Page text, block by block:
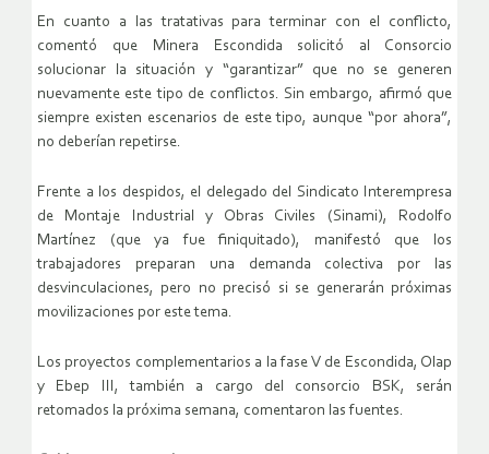
En cuanto a las tratativas para terminar con el conflicto,
comentó que Minera Escondida solicitó al Consorcio
solucionar la situación y “garantizar” que no se generen
nuevamente este tipo de conflictos. Sin embargo, afirmó que
siempre existen escenarios de este tipo, aunque “por ahora”,
no deberían repetirse.
Frente a los despidos, el delegado del Sindicato Interempresa
de Montaje Industrial y Obras Civiles (Sinami), Rodolfo
Martínez (que ya fue finiquitado), manifestó que los
trabajadores preparan una demanda colectiva por las
desvinculaciones, pero no precisó si se generarán próximas
movilizaciones por este tema.
Los proyectos complementarios a la fase V de Escondida, Olap
y Ebep III, también a cargo del consorcio BSK, serán
retomados la próxima semana, comentaron las fuentes.